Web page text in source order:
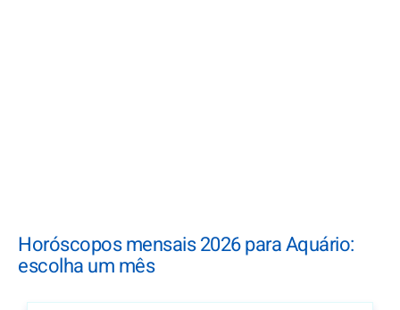
Horóscopos mensais 2026 para Aquário:
escolha um mês